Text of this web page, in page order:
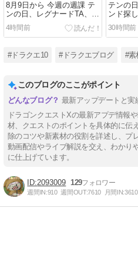
8月9日から 今週の週課 テ
ンの日、レグナードTA、転
生モンスターフィーバーな
ど！
4時間前
テンの
ンド探
30時間前
#ドラクエ10 #ドラクエブログ #素
このブログのここがポイント
最新アップデートと実
ドラゴンクエストXの最新アプデ情報
材、クエストのポイントを具体的に伝
除のコツや新素材の役割を詳述し、プ
動画配信やライブ解説を交え、わかり
に仕上げています。
2093009 129
週間IN:910 週間OUT:7610 月間IN:3610